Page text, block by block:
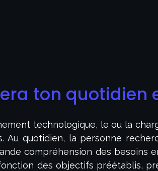
ton
technologique, le ou la
Au quotidien, la personne
compréhension des besoins
des objectifs préétablis,